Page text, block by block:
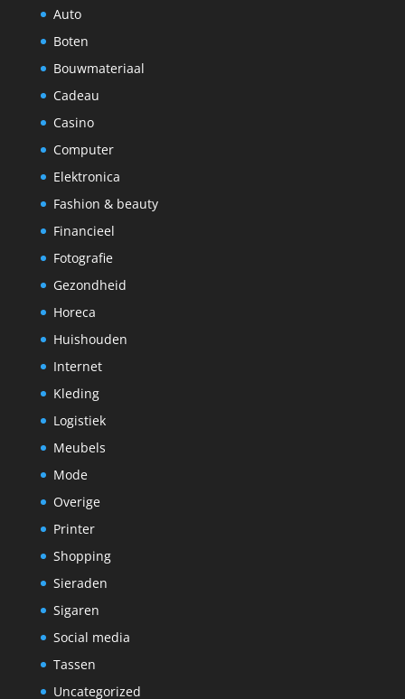
Auto
Boten
Bouwmateriaal
Cadeau
Casino
Computer
Elektronica
Fashion & beauty
Financieel
Fotografie
Gezondheid
Horeca
Huishouden
Internet
Kleding
Logistiek
Meubels
Mode
Overige
Printer
Shopping
Sieraden
Sigaren
Social media
Tassen
Uncategorized